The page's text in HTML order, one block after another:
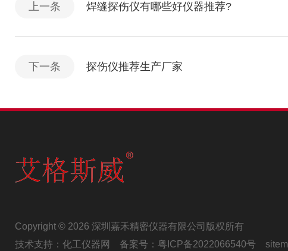
上一条 焊缝探伤仪有哪些好仪器推荐?
下一条 探伤仪推荐生产厂家
Copyright © 2026 深圳嘉禾精密仪器有限公司版权所有
技术支持： 化工仪器网 备案号： 粤ICP备2022066540号